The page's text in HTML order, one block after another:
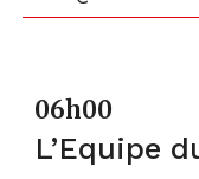
06h00
L’Equipe